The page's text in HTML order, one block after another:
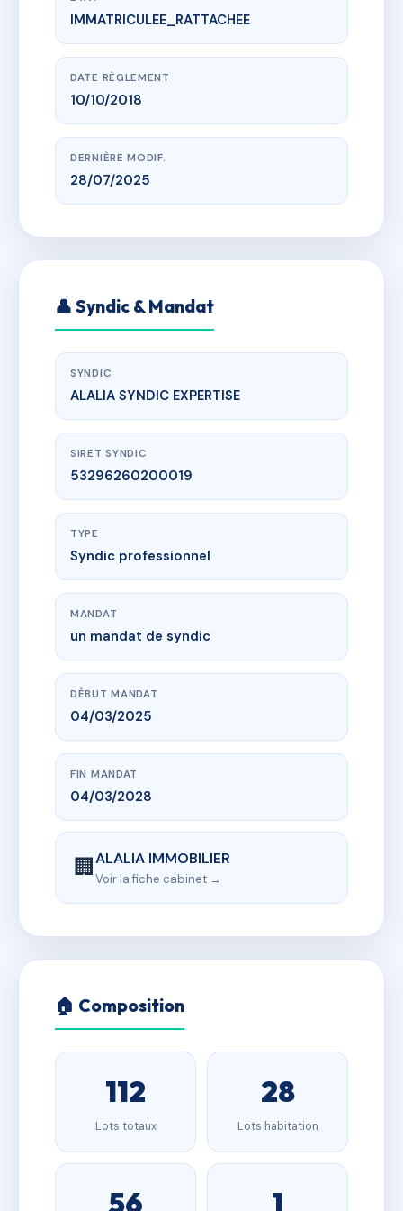
www.vme.plus/AD5401203
RESIDENZA AGULA MARINA
lieudit "Piscina"
IMMATRICULEE_RATTACHEE
DATE RÈGLEMENT
10/10/2018
DERNIÈRE MODIF.
28/07/2025
👤 Syndic & Mandat
SYNDIC
ALALIA SYNDIC EXPERTISE
SIRET SYNDIC
53296260200019
TYPE
Syndic professionnel
MANDAT
un mandat de syndic
DÉBUT MANDAT
04/03/2025
FIN MANDAT
04/03/2028
🏢ALALIA IMMOBILIER
Voir la fiche cabinet →
🏠 Composition
112
Lots totaux
28
Lots habitation
56 1